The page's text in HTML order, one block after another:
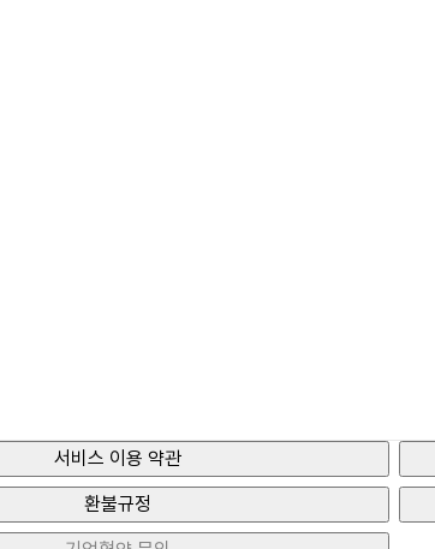
서비스 이용 약관
환불규정